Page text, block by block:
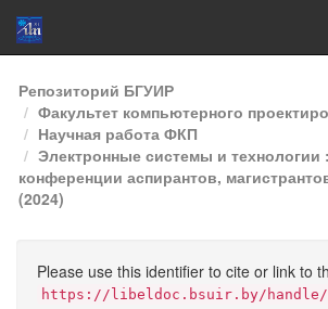
Skip
navigation
Репозиторий БГУИР
Факультет компьютерного
Научная работа ФКП
Электронные системы и
конференции аспирантов,
(2024)
Please use this identifier to cite or link to
https://libeldoc.bsuir.by/handle/